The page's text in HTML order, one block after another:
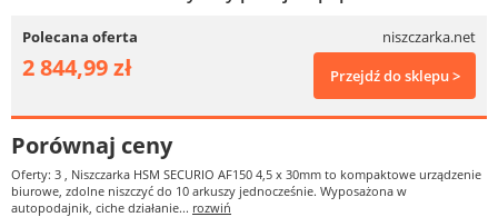
Polecana oferta niszczarka.net
2 844,99 zł Przejdź do sklepu >
Porównaj ceny
Oferty: 3 , Niszczarka HSM SECURIO AF150 4,5 x 30mm to kompaktowe urządzenie
biurowe, zdolne niszczyć do 10 arkuszy jednocześnie. Wyposażona w
autopodajnik, ciche działanie... rozwiń